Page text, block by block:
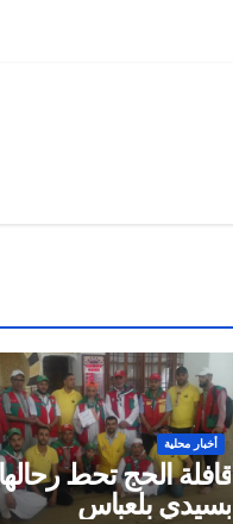
أخبار محلية
قافلة الحج تحط
بسيدي بلعباس